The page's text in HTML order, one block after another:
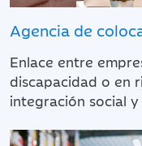
Agencia de
Enlace entre
discapacidad o en
integración social